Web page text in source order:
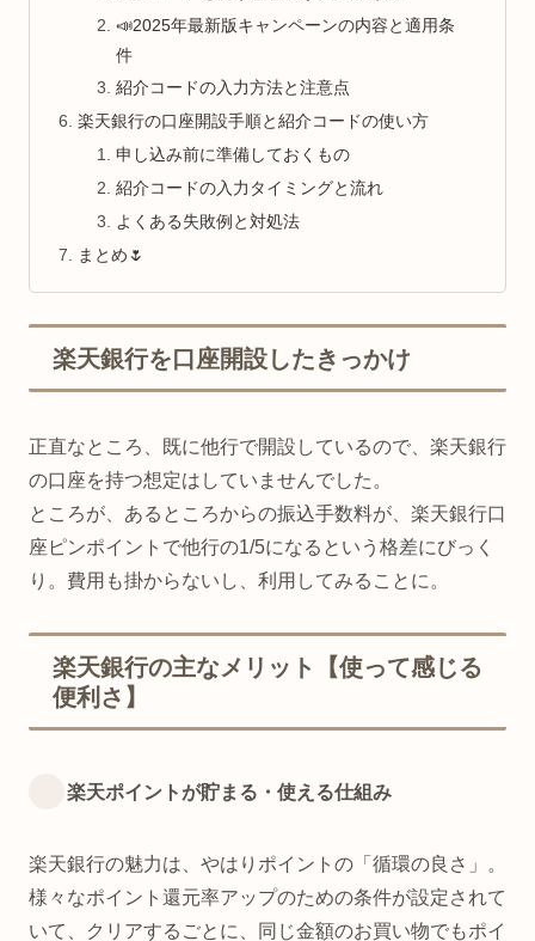
📣2025年最新版キャンペーンの内容と適用条
件
紹介コードの入力方法と注意点
楽天銀行の口座開設手順と紹介コードの使い方
申し込み前に準備しておくもの
紹介コードの入力タイミングと流れ
よくある失敗例と対処法
まとめ🌷
楽天銀行を口座開設したきっかけ
正直なところ、既に他行で開設しているので、楽天銀行
の口座を持つ想定はしていませんでした。
ところが、あるところからの振込手数料が、楽天銀行口
座ピンポイントで他行の1/5になるという格差にびっく
り。費用も掛からないし、利用してみることに。
楽天銀行の主なメリット【使って感じる
便利さ】
楽天ポイントが貯まる・使える仕組み
楽天銀行の魅力は、やはりポイントの「循環の良さ」。
様々なポイント還元率アップのための条件が設定されて
いて、クリアするごとに、同じ金額のお買い物でもポイ